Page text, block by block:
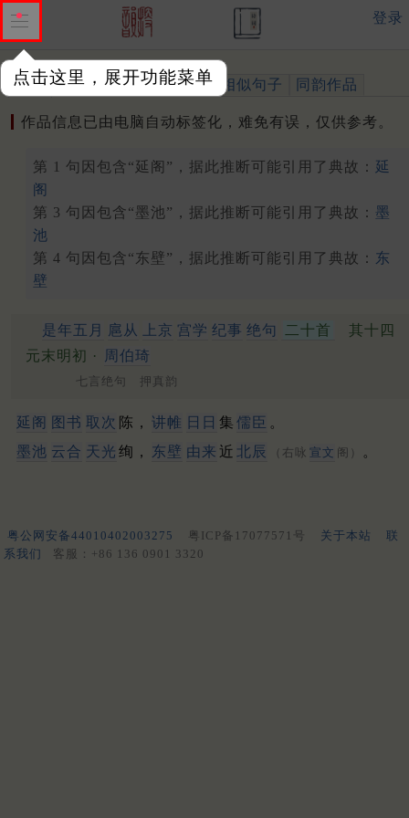
点击这里，展开功能菜单
登录
作品 标注四声 出处、引用 相似句子 同韵作品
作品信息已由电脑自动标签化，难免有误，仅供参考。
第 1 句因包含“延阁”，据此推断可能引用了典故： 延
阁
第 3 句因包含“墨池”，据此推断可能引用了典故： 墨
池
第 4 句因包含“东壁”，据此推断可能引用了典故： 东
壁
是年五月 扈从 上京 宫学 纪事 绝句 二十首
其十四
元末明初 ·
周伯琦
七言绝句 押真韵
延阁 图书 取次 陈， 讲帷 日日 集 儒臣 。
墨池 云合 天光 绚， 东壁 由来 近 北辰 （右咏 宣文 阁） 。
粤公网安备44010402003275 粤ICP备17077571号 关于本站
联
系我们
客服：+86 136 0901 3320